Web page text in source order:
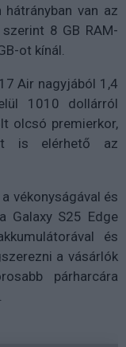
hátrányban van az
8 GB RAM-
ot kínál.
Air nagyjából 1,4
1010 dollárról
olcsó premierkor,
is elérhető az
vékonyságával és
Galaxy S25 Edge
és
a vásárlók
párharcára